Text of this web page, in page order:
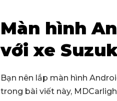
Màn hình
với xe
Bạn nên lắp màn hình
trong bài viết này,